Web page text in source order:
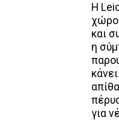
Η
χώρο
και
η
για